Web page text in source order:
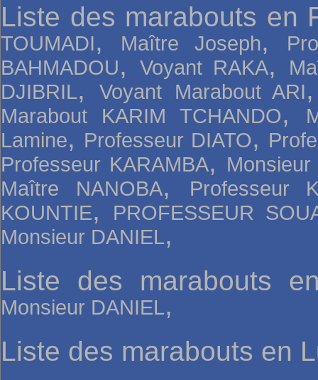
Liste des marabouts en
TOUMADI, Maître Joseph,
BAHMADOU, Voyant RAKA,
DJIBRIL,Voyant Marabout ARI
Marabout KARIM TCHANDO,
Lamine, Professeur DIATO,
Professeur KARAMBA,
Maître NANOBA,
Professeur
KOUNTIE,
PROFESSEUR
Monsieur DANIEL,
Liste des marabouts
Monsieur DANIEL,
Liste des marabouts en